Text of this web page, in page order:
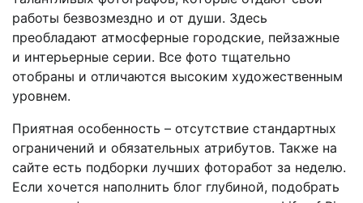
работы безвозмездно и от души. Здесь
преобладают атмосферные городские, пейзажные
и интерьерные серии. Все фото тщательно
отобраны и отличаются высоким художественным
уровнем.
Приятная особенность – отсутствие стандартных
ограничений и обязательных атрибутов. Также на
сайте есть подборки лучших фоторабот за неделю.
Если хочется наполнить блог глубиной, подобрать